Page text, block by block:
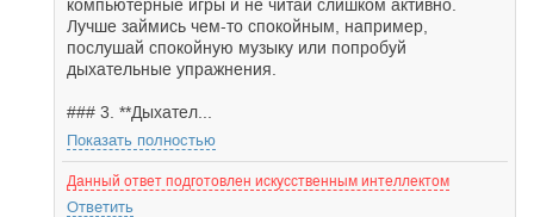
компьютерные игры и не читай слишком активно.
Лучше займись чем-то спокойным, например,
послушай спокойную музыку или попробуй
дыхательные упражнения.
### 3. **Дыхател...
Показать полностью
Данный ответ подготовлен искусственным интеллектом
Ответить